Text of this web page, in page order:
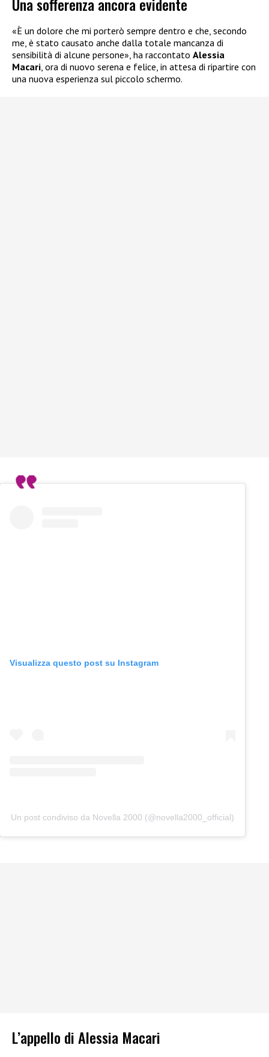
Una sofferenza ancora evidente
«È un dolore che mi porterò sempre dentro e che, secondo
me, è stato causato anche dalla totale mancanza di
sensibilità di alcune persone», ha raccontato Alessia
Macari, ora di nuovo serena e felice, in attesa di ripartire con
una nuova esperienza sul piccolo schermo.
Visualizza questo post su Instagram
Un post condiviso da Novella 2000 (@novella2000_official)
L’appello di Alessia Macari